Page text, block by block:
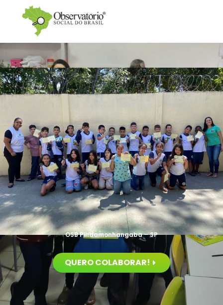
QUERO COLABORAR!
OSB Pindamonhangaba – SP